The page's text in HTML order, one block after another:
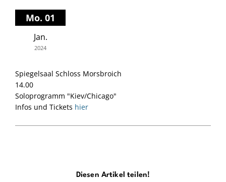
Mo. 01
Jan.
2024
Spiegelsaal Schloss Morsbroich
14.00
Soloprogramm "Kiev/Chicago"
Infos und Tickets hier
Diesen Artikel teilen!